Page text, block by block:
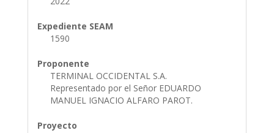
Expediente SEAM
1590
Proponente
TERMINAL OCCIDENTAL S.A.
Representado por el Señor EDUARDO
MANUEL IGNACIO ALFARO PAROT.
Proyecto